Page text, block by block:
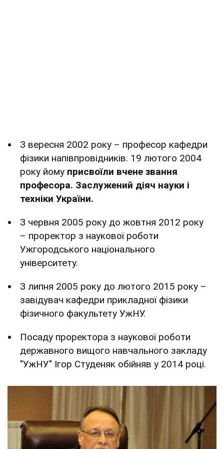
З вересня 2002 року – професор кафедри
фізики напівпровідників. 19 лютого 2004
року йому присвоїли вчене звання
професора. Заслужений діяч науки і
техніки України.
З червня 2005 року до жовтня 2012 року
– проректор з наукової роботи
Ужгородського національного
університету.
З липня 2005 року до лютого 2015 року –
завідувач кафедри прикладної фізики
фізичного факультету УжНУ.
Посаду проректора з наукової роботи
державного вищого навчального закладу
"УжНУ" Ігор Студеняк обійняв у 2014 році.